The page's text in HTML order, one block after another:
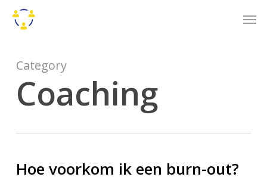
Category
Coaching
Hoe voorkom ik een burn-out?